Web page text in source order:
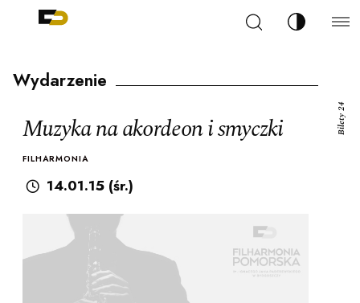
Szukaj Zmień
Wydarzenie
Muzyka na akordeon i smyczki
FILHARMONIA
14.01.15 (śr.)
Bilety 24